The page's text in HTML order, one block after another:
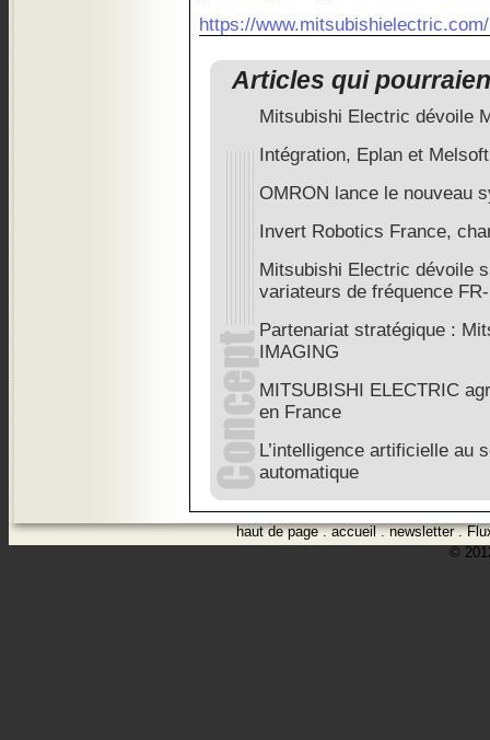
https://www.mitsubishielectric.com/
Articles qui
Mitsubishi Electric dévoile
Intégration, Eplan et
OMRON lance le nouveau
Invert Robotics France,
Mitsubishi Electric dévoile
variateurs de fréquence
Partenariat stratégique :
IMAGING
MITSUBISHI ELECTRIC
en France
L’intelligence artificielle au
automatique
haut de page.accueil.newsletter.
©